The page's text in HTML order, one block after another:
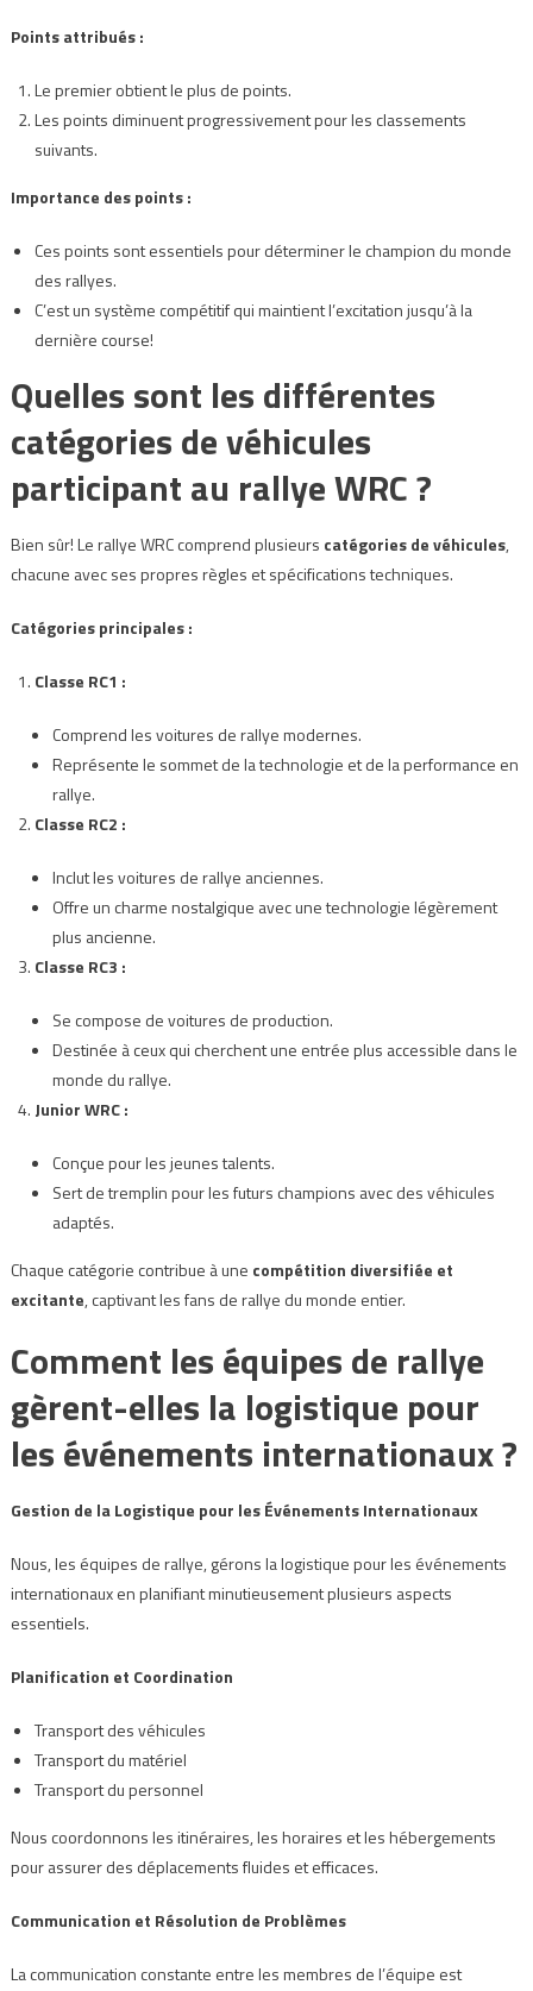
Points attribués :
Le premier obtient le plus de points.
Les points diminuent progressivement pour les classements
suivants.
Importance des points :
Ces points sont essentiels pour déterminer le champion du monde
des rallyes.
C’est un système compétitif qui maintient l’excitation jusqu’à la
dernière course!
Quelles sont les différentes
catégories de véhicules
participant au rallye WRC ?
Bien sûr! Le rallye WRC comprend plusieurs catégories de véhicules,
chacune avec ses propres règles et spécifications techniques.
Catégories principales :
Classe RC1 :
Comprend les voitures de rallye modernes.
Représente le sommet de la technologie et de la performance en
rallye.
Classe RC2 :
Inclut les voitures de rallye anciennes.
Offre un charme nostalgique avec une technologie légèrement
plus ancienne.
Classe RC3 :
Se compose de voitures de production.
Destinée à ceux qui cherchent une entrée plus accessible dans le
monde du rallye.
Junior WRC :
Conçue pour les jeunes talents.
Sert de tremplin pour les futurs champions avec des véhicules
adaptés.
Chaque catégorie contribue à une compétition diversifiée et
excitante, captivant les fans de rallye du monde entier.
Comment les équipes de rallye
gèrent-elles la logistique pour
les événements internationaux ?
Gestion de la Logistique pour les Événements Internationaux
Nous, les équipes de rallye, gérons la logistique pour les événements
internationaux en planifiant minutieusement plusieurs aspects
essentiels.
Planification et Coordination
Transport des véhicules
Transport du matériel
Transport du personnel
Nous coordonnons les itinéraires, les horaires et les hébergements
pour assurer des déplacements fluides et efficaces.
Communication et Résolution de Problèmes
La communication constante entre les membres de l’équipe est